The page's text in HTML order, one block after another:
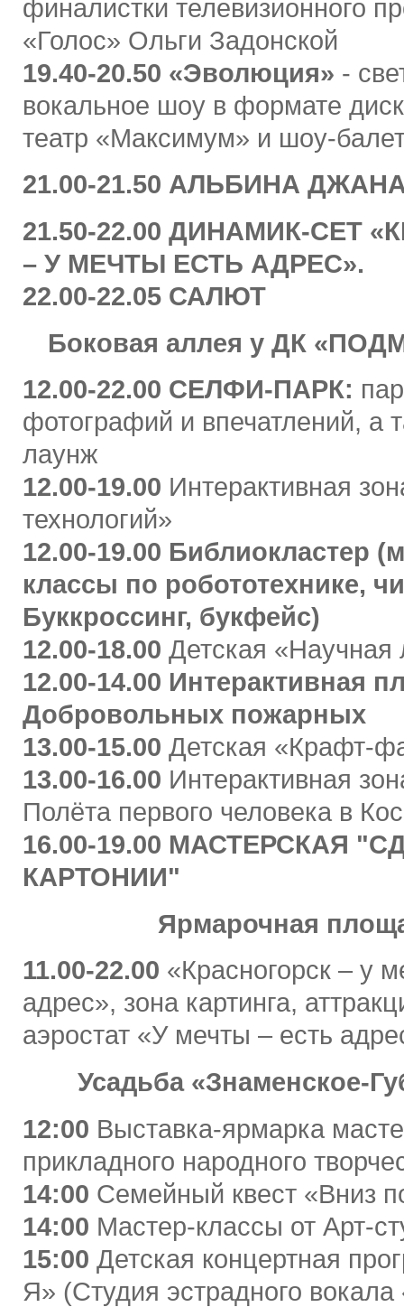
финалистки телевизионного
«Голос» Ольги Задонской
19.40-20.50 «Эволюция» -
вокальное шоу в формате
театр «Максимум» и шоу-
21.00-21.50 АЛЬБИНА
21.50-22.00 ДИНАМИК-СЕТ
– У МЕЧТЫ ЕСТЬ АДРЕС».
22.00-22.05 САЛЮТ
Боковая аллея у ДК
12.00-22.00 СЕЛФИ-ПАРК:
фотографий и впечатлений, а
лаунж
12.00-19.00 Интерактивная
технологий»
12.00-19.00 Библиокластер
классы по робототехнике,
Буккроссинг, букфейс)
12.00-18.00 Детская «Научная
12.00-14.00 Интерактивная
Добровольных пожарных
13.00-15.00 Детская «Крафт-
13.00-16.00 Интерактивная
Полёта первого человека в
16.00-19.00 МАСТЕРСКАЯ
КАРТОНИИ"
Ярмарочная
11.00-22.00 «Красногорск – у
адрес», зона картинга,
аэростат «У мечты – есть
Усадьба «Знаменское-
12:00 Выставка-ярмарка
прикладного народного
14:00 Семейный квест «Вниз
14:00 Мастер-классы от Арт-
15:00 Детская концертная
Я» (Студия эстрадного